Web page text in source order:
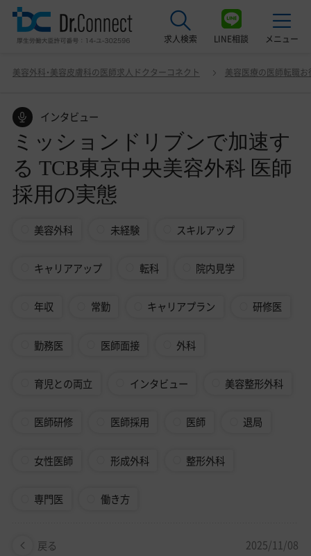
求人検索 LINE相談 メニュー
美容クリニック見学ご希望の方はこちら
サービス紹介
ドクターコネクトの強み
非常勤・アルバイト求人一覧
美容医療医師の転職お役立ちコンテンツ
美容クリニック見学・研修情報
美容外科・美容皮膚科の医師転職体験談
よくあるご質問
医師採用ご担当者様・その他問い合わせ
美容外科・美容皮膚科の医師求人ドクターコネクト 美容医療の医師転職
インタビュー
ミッションドリブンで加速す
る TCB東京中央美容外科 医師
採用の実態
美容外科 未経験 スキルアップ
キャリアアップ 転科 院内見学
年収 常勤 キャリアプラン 研修医
勤務医 医師面接 外科
育児との両立 インタビュー 美容整形外科
医師研修 医師採用 医師 退局
女性医師 形成外科 整形外科
専門医 働き方
戻る 2025/11/08
ミッションドリブンで加速する TCB東京中央美容外科 医
師採用の実態